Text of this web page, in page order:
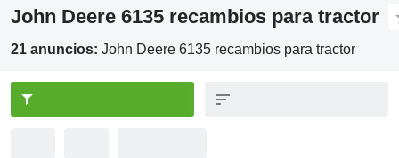
John Deere 6135 recambios para tractor
21 anuncios: John Deere 6135 recambios para tractor